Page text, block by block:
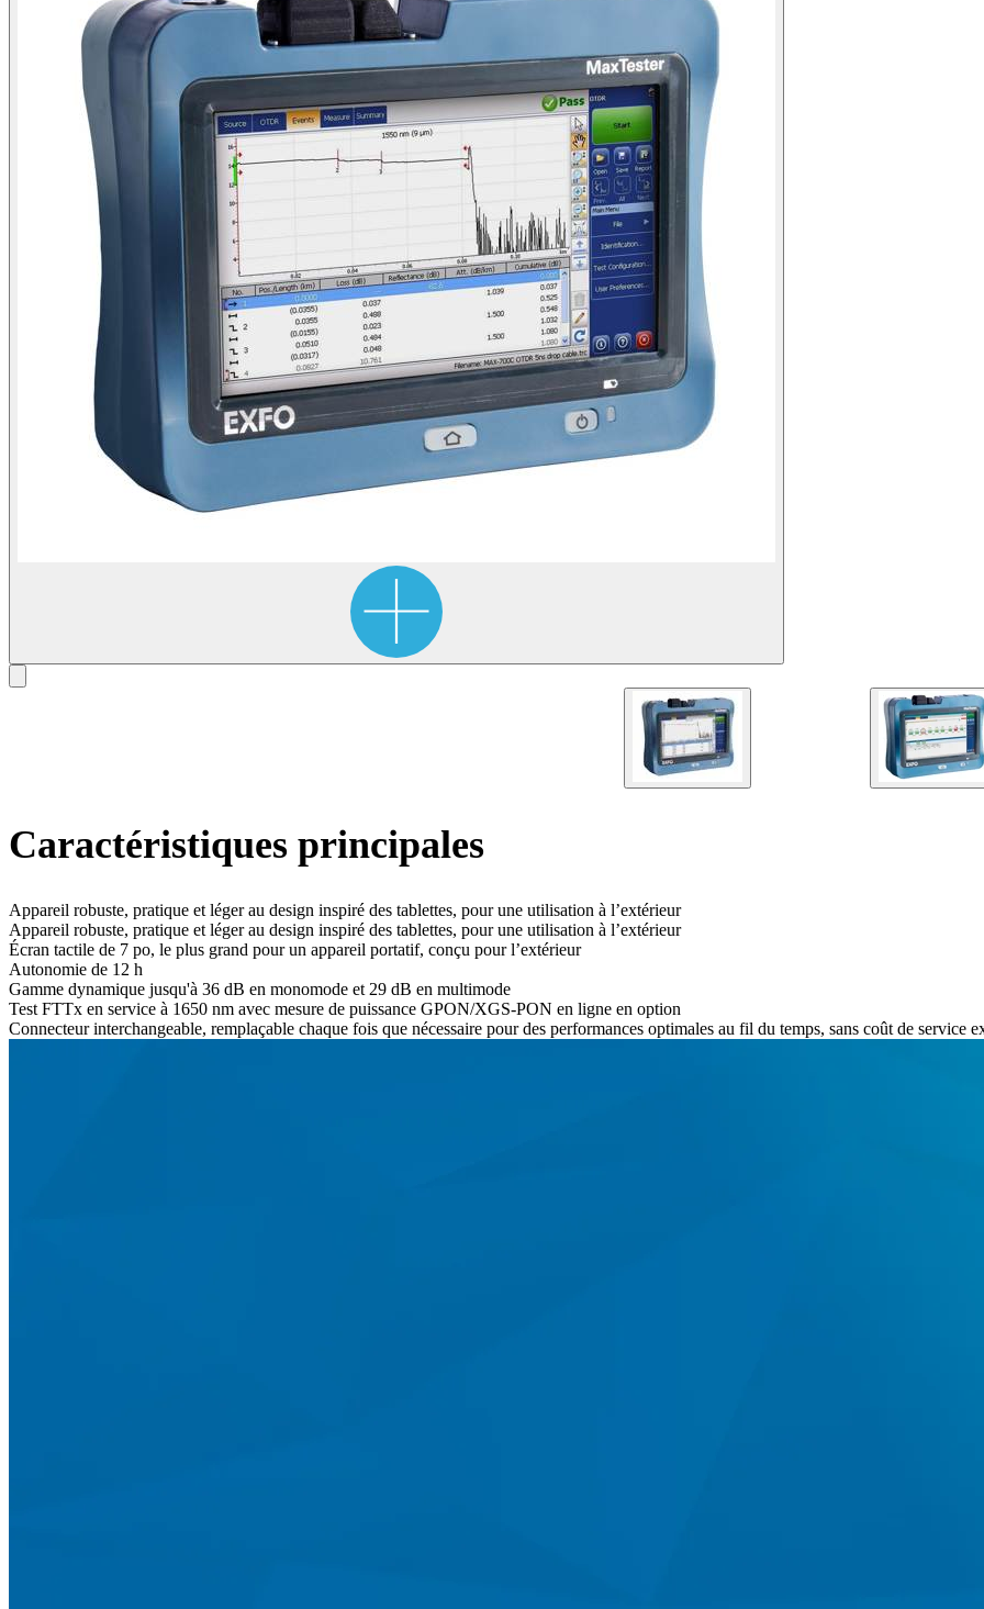
Caractéristiques principales
Appareil robuste, pratique et léger au design inspiré des tablettes, pour une utilisation à l’extérieur
Appareil robuste, pratique et léger au design inspiré des tablettes, pour une utilisation à l’extérieur
Écran tactile de 7 po, le plus grand pour un appareil portatif, conçu pour l’extérieur
Autonomie de 12 h
Gamme dynamique jusqu'à 36 dB en monomode et 29 dB en multimode
Test FTTx en service à 1650 nm avec mesure de puissance GPON/XGS-PON en ligne en option
Connecteur interchangeable, remplaçable chaque fois que nécessaire pour des performances optimales au fil du temps, sans coût de service